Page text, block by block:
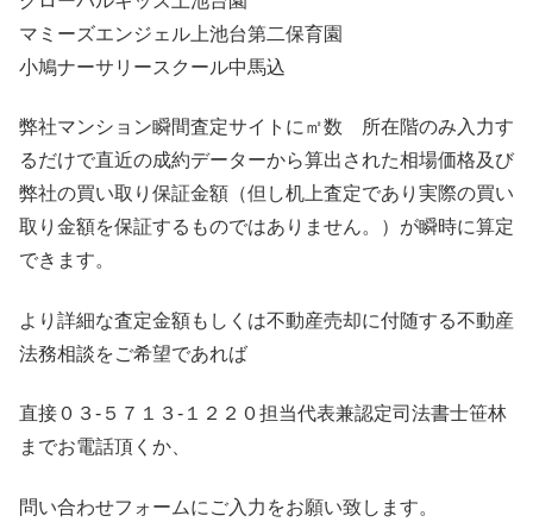
マミーズエンジェル上池台第二保育園
小鳩ナーサリースクール中馬込
弊社マンション瞬間査定サイトに㎡数 所在階のみ入力す
るだけで直近の成約データーから算出された相場価格及び
弊社の買い取り保証金額（但し机上査定であり実際の買い
取り金額を保証するものではありません。）が瞬時に算定
できます。
より詳細な査定金額もしくは不動産売却に付随する不動産
法務相談をご希望であれば
直接０３-５７１３-１２２０担当代表兼認定司法書士笹林
までお電話頂くか、
問い合わせフォームにご入力をお願い致します。